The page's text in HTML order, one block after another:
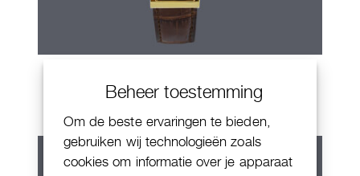
Beheer toestemming
Om de beste ervaringen te bieden,
gebruiken wij technologieën zoals
cookies om informatie over je apparaat